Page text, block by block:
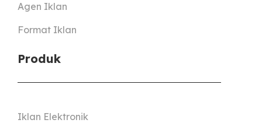
Agen Iklan
Format Iklan
Produk
Iklan Elektronik